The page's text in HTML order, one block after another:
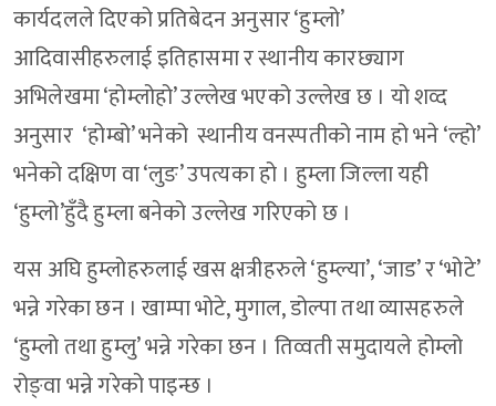
कार्यदलले दिएको प्रतिबेदन अनुसार ‘हुम्लो’
आदिवासीहरुलाई इतिहासमा र स्थानीय कारछ्याग
अभिलेखमा ‘होम्लोहो’ उल्लेख भएको उल्लेख छ । यो शव्द
अनुसार ‘होम्बो’ भनेको स्थानीय वनस्पतीको नाम हो भने ‘ल्हो’
भनेको दक्षिण वा ‘लुङ’ उपत्यका हो । हुम्ला जिल्ला यही
‘हुम्लो’हुँदै हुम्ला बनेको उल्लेख गरिएको छ ।
यस अघि हुम्लोहरुलाई खस क्षत्रीहरुले ‘हुम्ल्या’, ‘जाड’ र ‘भोटे’
भन्ने गरेका छन । खाम्पा भोटे, मुगाल, डोल्पा तथा व्यासहरुले
‘हुम्लो तथा हुम्लु’ भन्ने गरेका छन । तिव्वती समुदायले होम्लो
रोङ्वा भन्ने गरेको पाइन्छ ।